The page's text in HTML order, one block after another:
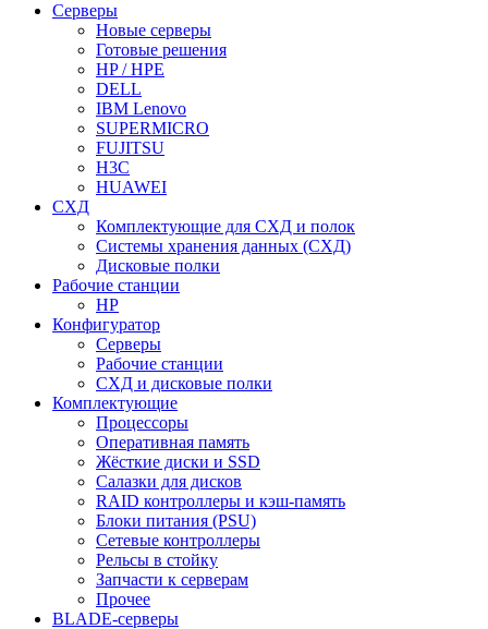
Серверы
Новые серверы
Готовые решения
HP / HPE
DELL
IBM Lenovo
SUPERMICRO
FUJITSU
H3C
HUAWEI
СХД
Комплектующие для СХД и полок
Системы хранения данных (СХД)
Дисковые полки
Рабочие станции
HP
Конфигуратор
Серверы
Рабочие станции
СХД и дисковые полки
Комплектующие
Процессоры
Оперативная память
Жёсткие диски и SSD
Салазки для дисков
RAID контроллеры и кэш-память
Блоки питания (PSU)
Сетевые контроллеры
Рельсы в стойку
Запчасти к серверам
Прочее
BLADE-серверы